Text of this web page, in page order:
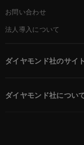
お問い合わせ
法人導入について
ダイヤモンド社のサイト
ダイヤモンド社につい